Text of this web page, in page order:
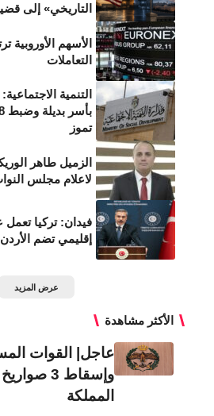
التاريخي» إلى
الأسهم الأوروبية
التعاملات
تموز
الزميل طاهر
لاعلام مجلس
فيدان: تركيا
إقليمي تضم
عرض المزيد
الأكثر مشاهدة
عاجل| القوات
وإسقاط 3
المملكة